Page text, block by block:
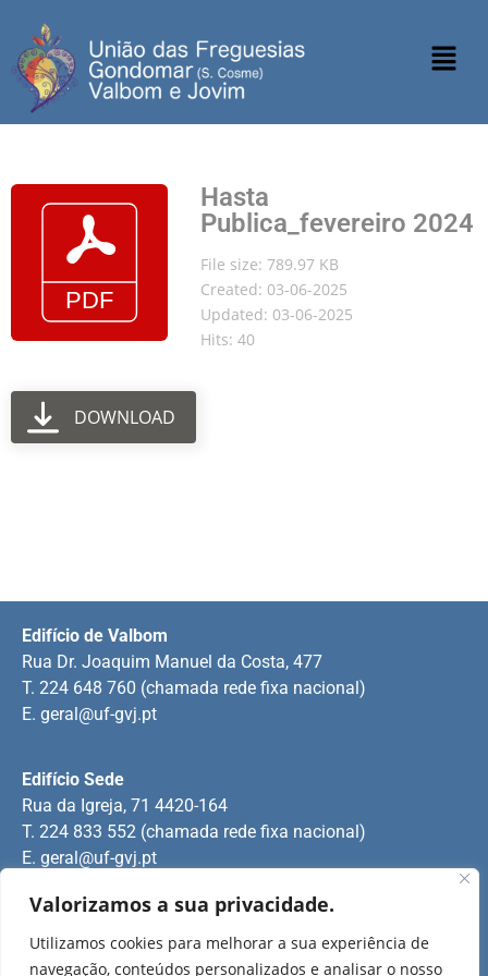
Valorizamos a sua privacidade.
Utilizamos cookies para melhorar a sua experiência de
navegação, conteúdos personalizados e analisar o nosso
Hasta
Publica_fevereiro 2024
File size: 789.97 KB
Created: 03-06-2025
Updated: 03-06-2025
Hits: 40
DOWNLOAD
Rua Manuel Pinto Martins
Edifício Sede
Rua da Igreja, 71 4420-164
T. 224 833 552 (chamada rede fixa nacional)
E. geral@uf-gvj.pt
Edifício de Valbom
Rua Dr. Joaquim Manuel da Costa, 477
T. 224 648 760 (chamada rede fixa nacional)
E. geral@uf-gvj.pt